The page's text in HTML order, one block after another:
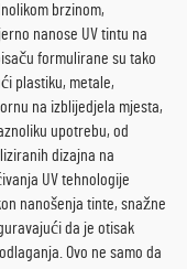
brzinom,
nanose UV tintu na
formulirane su tako
plastiku, metale,
na izblijedjela mjesta,
upotrebu, od
dizajna na
UV tehnologije
nanošenja tinte, snažne
da je otisak
Ovo ne samo da